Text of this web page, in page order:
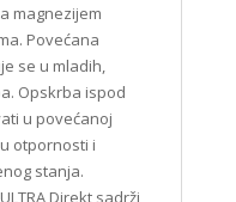
magnezijem
Povećana
se u mladih,
Opskrba ispod
u povećanoj
otpornosti i
stanja.
Direkt sadrži